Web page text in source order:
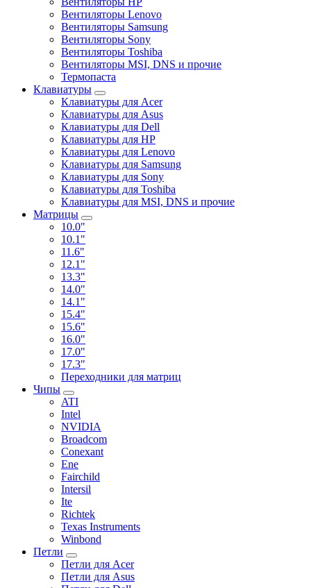
Вентиляторы Lenovo
Вентиляторы Samsung
Вентиляторы Sony
Вентиляторы Toshiba
Вентиляторы MSI, DNS и прочие
Термопаста
Клавиатуры
Клавиатуры для Acer
Клавиатуры для Asus
Клавиатуры для Dell
Клавиатуры для HP
Клавиатуры для Lenovo
Клавиатуры для Samsung
Клавиатуры для Sony
Клавиатуры для Toshiba
Клавиатуры для MSI, DNS и прочие
Матрицы
10.0"
10.1"
11.6"
12.1"
13.3"
14.0"
14.1"
15.4"
15.6"
16.0"
17.0"
17.3"
Переходники для матриц
Чипы
ATI
Intel
NVIDIA
Broadcom
Conexant
Ene
Fairchild
Intersil
Ite
Richtek
Texas Instruments
Winbond
Петли
Петли для Acer
Петли для Asus